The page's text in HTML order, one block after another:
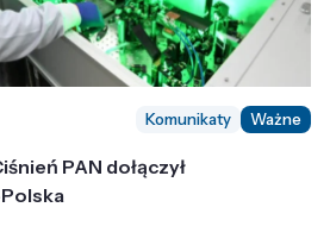
Komunikaty Ważne
PAN dołączył